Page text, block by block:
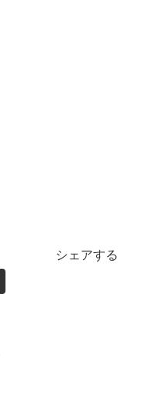
シェアする